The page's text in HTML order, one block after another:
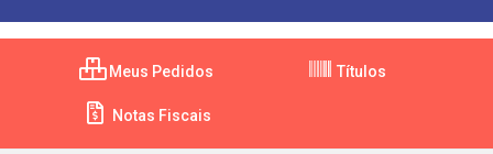
Meus Pedidos Títulos
Notas Fiscais